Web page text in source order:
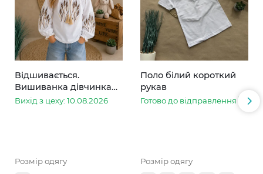
Відшивається.
Вишиванка дівчинка
колоски
Вихід з цеху: 10.08.2026
Розмір одягу
Поло білий короткий
рукав
Готово до відправлення
Розмір одягу